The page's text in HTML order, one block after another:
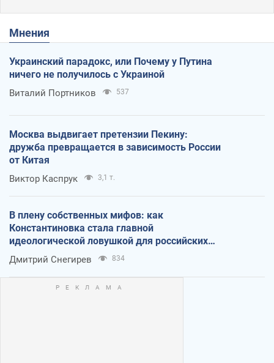
Мнения
Украинский парадокс, или Почему у Путина
ничего не получилось с Украиной
Виталий Портников 537
Москва выдвигает претензии Пекину:
дружба превращается в зависимость России
от Китая
Виктор Каспрук 3,1 т.
В плену собственных мифов: как
Константиновка стала главной
идеологической ловушкой для российских
оккупантов
Дмитрий Снегирев 834